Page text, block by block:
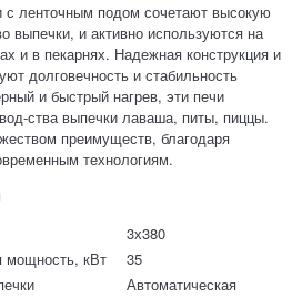
с ленточным подом сочетают высокую
выпечки, и активно используются на
и в пекарнях. Надежная конструкция и
долговечность и стабильность
и быстрый нагрев, эти печи
ства выпечки лаваша, питы, пиццы.
преимуществ, благодаря
технологиям.
3х380
мощность, кВт
35
Автоматическая